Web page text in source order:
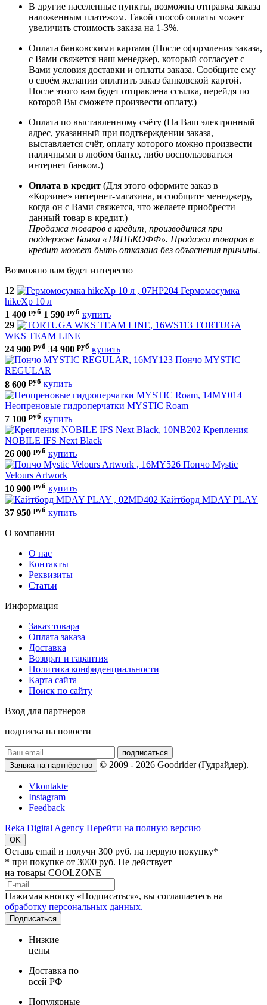
В другие населенные пункты, возможна отправка заказа
наложенным платежом. Такой способ оплаты может
увеличить стоимость заказа на 1-3%.
Оплата банковскими картами (После оформления заказа,
с Вами свяжется наш менеджер, который согласует с
Вами условия доставки и оплаты заказа. Сообщите ему
о своём желании оплатить заказ банковской картой.
После этого вам будет отправлена ссылка, перейдя по
которой Вы сможете произвести оплату.)
Оплата по выставленному счёту (На Ваш электронный
адрес, указанный при подтверждении заказа,
выставляется счёт, оплату которого можно произвести
наличными в любом банке, либо воспользоваться
интернет банком.)
Оплата в кредит (Для этого оформите заказ в
«Корзине» интернет-магазина, и сообщите менеджеру,
когда он с Вами свяжется, что желаете приобрести
данный товар в кредит.)
Продажа товаров в кредит, производится при
поддержке Банка «ТИНЬКОФФ». Продажа товаров в
кредит может быть отказана без объяснения причины.
Возможно вам будет интересно
12
Гермомосумка
hikeXp 10 л
1 400 руб 1 590 руб купить
29
TORTUGA
WKS TEAM LINE
24 900 руб 34 900 руб купить
Пончо MYSTIC
REGULAR
8 600 руб купить
Неопреновые гидроперчатки MYSTIC Roam
7 100 руб купить
Крепления
NOBILE IFS Next Black
26 000 руб купить
Пончо Mystic
Velours Artwork
10 900 руб купить
Кайтборд MDAY PLAY
37 950 руб купить
О компании
О нас
Контакты
Реквизиты
Статьи
Информация
Заказ товара
Оплата заказа
Доставка
Возврат и гарантия
Политика конфиденциальности
Карта сайта
Поиск по сайту
Вход для партнеров
подписка на новости
подписаться
Заявка на партнёрство
© 2009 - 2026 Goodrider (Гудрайдер).
Vkontakte
Instagram
Feedback
Reka Digital Agency Перейти на полную версию
OK
Оставь email и получи 300 руб. на первую покупку*
* при покупке от 3000 руб. Не действует
на товары COOLZONE
Нажимая кнопку «Подписаться», вы соглашаетесь на
обработку персональных данных.
Подписаться
Низкие
цены
Доставка по
всей РФ
Популярные